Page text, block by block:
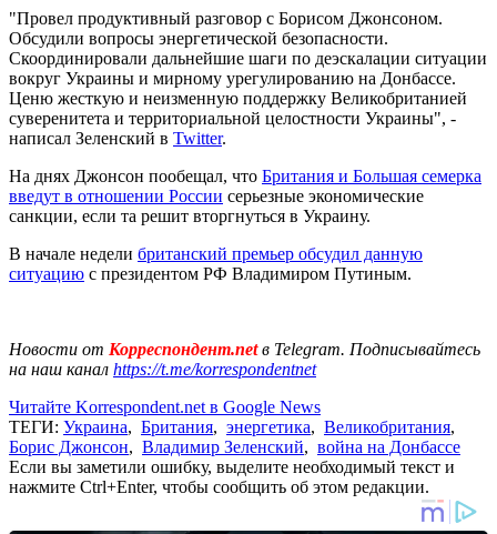
"Провел продуктивный разговор с Борисом Джонсоном.
Обсудили вопросы энергетической безопасности.
Скоординировали дальнейшие шаги по деэскалации ситуации
вокруг Украины и мирному урегулированию на Донбассе.
Ценю жесткую и неизменную поддержку Великобританией
суверенитета и территориальной целостности Украины", -
написал Зеленский в Twitter.
На днях Джонсон пообещал, что Британия и Большая семерка
введут в отношении России серьезные экономические
санкции, если та решит вторгнуться в Украину.
В начале недели британский премьер обсудил данную
ситуацию с президентом РФ Владимиром Путиным.
Новости от Корреспондент.netв Telegram. Подписывайтесь
на наш канал https://t.me/korrespondentnet
Читайте Korrespondent.net в Google News
ТЕГИ: Украина, Британия, энергетика, Великобритания,
Борис Джонсон, Владимир Зеленский, война на Донбассе
Если вы заметили ошибку, выделите необходимый текст и
нажмите Ctrl+Enter, чтобы сообщить об этом редакции.